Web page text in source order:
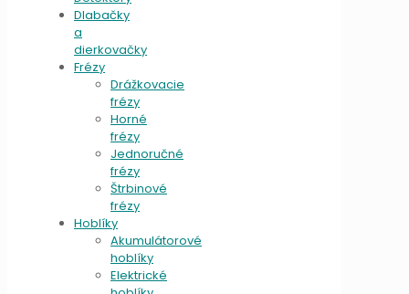
Dlabačky
a
dierkovačky
Frézy
Drážkovacie
frézy
Horné
frézy
Jednoručné
frézy
Štrbinové
frézy
Hoblíky
Akumulátorové
hoblíky
Elektrické